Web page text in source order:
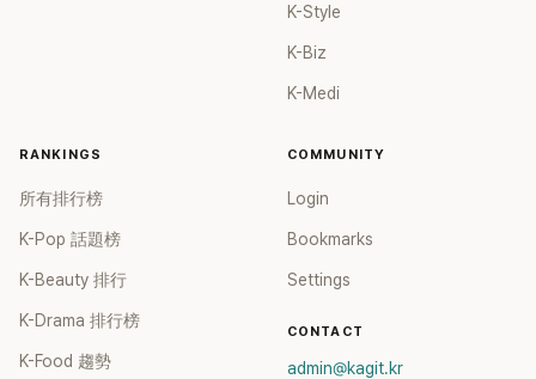
K-Style
K-Biz
K-Medi
RANKINGS
所有排行榜
K-Pop 話題榜
K-Beauty 排行
K-Drama 排行榜
K-Food 趨勢
COMMUNITY
Login
Bookmarks
Settings
CONTACT
admin@kagit.kr